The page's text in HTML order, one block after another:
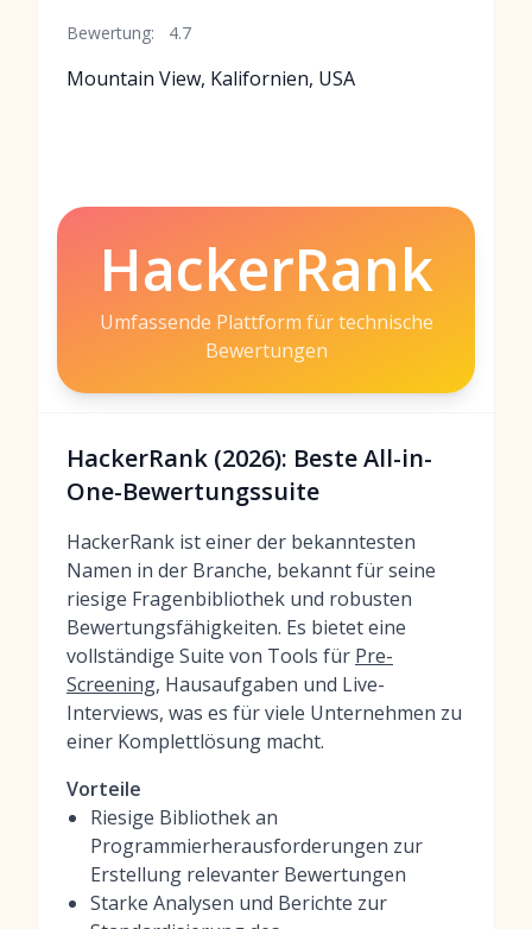
Bewertung: 4.7
Mountain View, Kalifornien, USA
HackerRank
Umfassende Plattform für technische
Bewertungen
HackerRank (2026): Beste All-in-
One-Bewertungssuite
HackerRank ist einer der bekanntesten
Namen in der Branche, bekannt für seine
riesige Fragenbibliothek und robusten
Bewertungsfähigkeiten. Es bietet eine
vollständige Suite von Tools für Pre-
Screening, Hausaufgaben und Live-
Interviews, was es für viele Unternehmen zu
einer Komplettlösung macht.
Vorteile
Riesige Bibliothek an
Programmierherausforderungen zur
Erstellung relevanter Bewertungen
Starke Analysen und Berichte zur